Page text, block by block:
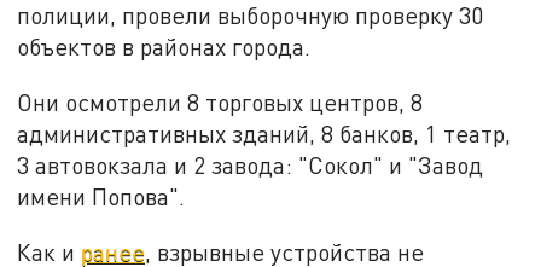
полиции, провели выборочную проверку 30
объектов в районах города.
Они осмотрели 8 торговых центров, 8
административных зданий, 8 банков, 1 театр,
3 автовокзала и 2 завода: "Сокол" и "Завод
имени Попова".
Как и ранее , взрывные устройства не